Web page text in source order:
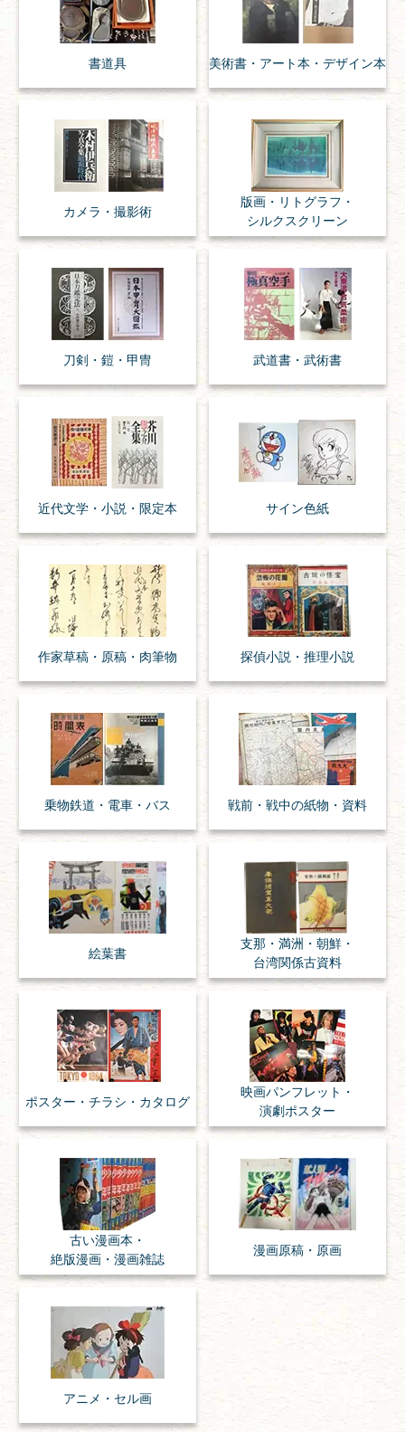
書道具 美術書・アート本・ デザイン本
カメラ・撮影術
版画・リトグラフ・
シルクスクリーン
刀剣・ 鎧・ 甲冑 武道書・ 武術書
近代文学・ 小説・限定本 サイン色紙
作家草稿・原稿・ 肉筆物 探偵小説・ 推理小説
乗物鉄道・ 電車・ バス 戦前・戦中の紙物・資料
絵葉書
支那・満洲・朝鮮・
台湾関係古資料
ポスター・チラシ・ カタログ
映画パンフレット・
演劇ポスター
古い漫画本・
絶版漫画・漫画雑誌
漫画原稿・ 原画
アニメ・ セル画